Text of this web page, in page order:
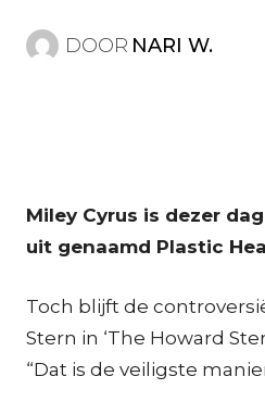
DOOR NARI W.
Miley Cyrus is dezer
uit genaamd Plastic
Toch blijft de
Stern in ‘The Howard
“Dat is de veiligste